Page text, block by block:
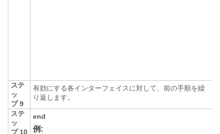
ステ
ッ
プ 9
有効にする各インターフェイスに対して、前の手順を繰
り返します。
ステ
ッ
プ 10
end
例: